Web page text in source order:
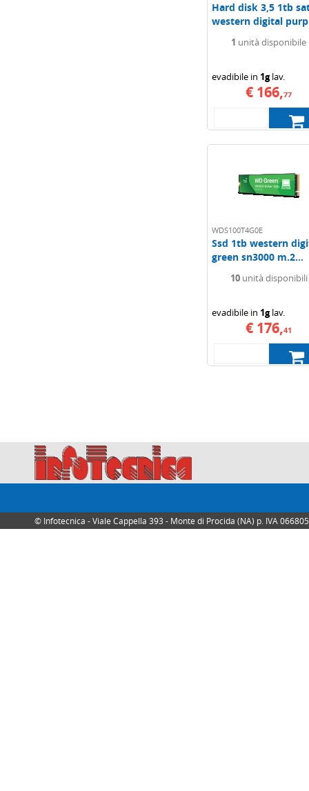
Hard disk 3,5 1tb
western digital
1 unità disponibile
evadibile in 1glav.
€ 166,77
WDS100T4G0E
Ssd 1tb western
green sn3000 m.2...
10 unità disponibili
evadibile in 1glav.
€ 176,41
© Infotecnica - Viale Cappella 393 - Monte di Procida (NA) p. IVA